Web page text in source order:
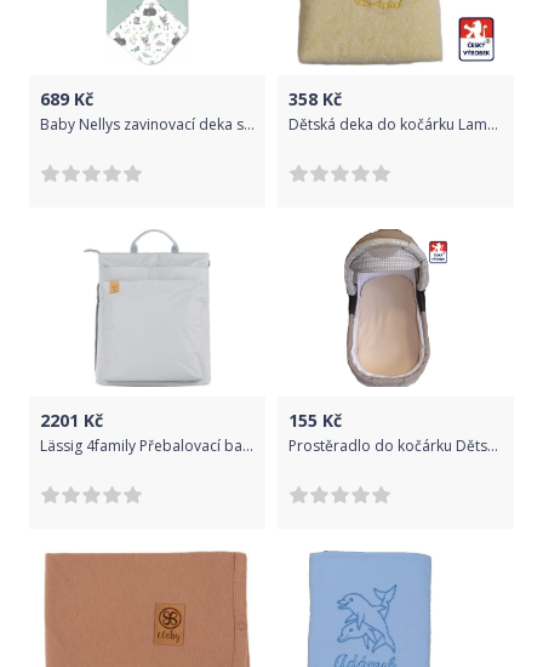
689 Kč
Baby Nellys zavinovací deka s kapucí Velvet/bavlna, New Forest Friends - mátová
358 Kč
Dětská deka do kočárku Lama, žlutá se slonem
2201 Kč
Lässig 4family Přebalovací batoh/taška Lässig Green Label Tyve Backpack Grey
155 Kč
Prostěradlo do kočárku Dětský svět meruňkové